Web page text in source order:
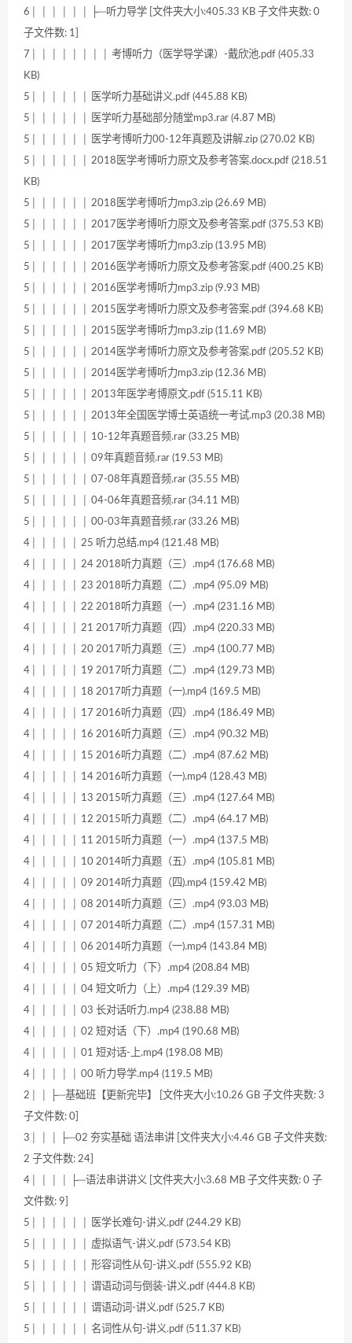
6│ │ │ │ │ │ ├─听力导学 [文件夹大小:405.33 KB 子文件夹数: 0
子文件数: 1]
7│ │ │ │ │ │ │ │ 考博听力（医学导学课）-戴欣池.pdf (405.33
KB)
5│ │ │ │ │ │ 医学听力基础讲义.pdf (445.88 KB)
5│ │ │ │ │ │ 医学听力基础部分随堂mp3.rar (4.87 MB)
5│ │ │ │ │ │ 医学考博听力00-12年真题及讲解.zip (270.02 KB)
5│ │ │ │ │ │ 2018医学考博听力原文及参考答案.docx.pdf (218.51
KB)
5│ │ │ │ │ │ 2018医学考博听力mp3.zip (26.69 MB)
5│ │ │ │ │ │ 2017医学考博听力原文及参考答案.pdf (375.53 KB)
5│ │ │ │ │ │ 2017医学考博听力mp3.zip (13.95 MB)
5│ │ │ │ │ │ 2016医学考博听力原文及参考答案.pdf (400.25 KB)
5│ │ │ │ │ │ 2016医学考博听力mp3.zip (9.93 MB)
5│ │ │ │ │ │ 2015医学考博听力原文及参考答案.pdf (394.68 KB)
5│ │ │ │ │ │ 2015医学考博听力mp3.zip (11.69 MB)
5│ │ │ │ │ │ 2014医学考博听力原文及参考答案.pdf (205.52 KB)
5│ │ │ │ │ │ 2014医学考博听力mp3.zip (12.36 MB)
5│ │ │ │ │ │ 2013年医学考博原文.pdf (515.11 KB)
5│ │ │ │ │ │ 2013年全国医学博士英语统一考试.mp3 (20.38 MB)
5│ │ │ │ │ │ 10-12年真题音频.rar (33.25 MB)
5│ │ │ │ │ │ 09年真题音频.rar (19.53 MB)
5│ │ │ │ │ │ 07-08年真题音频.rar (35.55 MB)
5│ │ │ │ │ │ 04-06年真题音频.rar (34.11 MB)
5│ │ │ │ │ │ 00-03年真题音频.rar (33.26 MB)
4│ │ │ │ │ 25 听力总结.mp4 (121.48 MB)
4│ │ │ │ │ 24 2018听力真题（三）.mp4 (176.68 MB)
4│ │ │ │ │ 23 2018听力真题（二）.mp4 (95.09 MB)
4│ │ │ │ │ 22 2018听力真题（一）.mp4 (231.16 MB)
4│ │ │ │ │ 21 2017听力真题（四）.mp4 (220.33 MB)
4│ │ │ │ │ 20 2017听力真题（三）.mp4 (100.77 MB)
4│ │ │ │ │ 19 2017听力真题（二）.mp4 (129.73 MB)
4│ │ │ │ │ 18 2017听力真题（一).mp4 (169.5 MB)
4│ │ │ │ │ 17 2016听力真题（四）.mp4 (186.49 MB)
4│ │ │ │ │ 16 2016听力真题（三）.mp4 (90.32 MB)
4│ │ │ │ │ 15 2016听力真题（二）.mp4 (87.62 MB)
4│ │ │ │ │ 14 2016听力真题（一).mp4 (128.43 MB)
4│ │ │ │ │ 13 2015听力真题（三）.mp4 (127.64 MB)
4│ │ │ │ │ 12 2015听力真题（二）.mp4 (64.17 MB)
4│ │ │ │ │ 11 2015听力真题（一）.mp4 (137.5 MB)
4│ │ │ │ │ 10 2014听力真题（五）.mp4 (105.81 MB)
4│ │ │ │ │ 09 2014听力真题（四).mp4 (159.42 MB)
4│ │ │ │ │ 08 2014听力真题（三）.mp4 (93.03 MB)
4│ │ │ │ │ 07 2014听力真题（二）.mp4 (157.31 MB)
4│ │ │ │ │ 06 2014听力真题（一).mp4 (143.84 MB)
4│ │ │ │ │ 05 短文听力（下）.mp4 (208.84 MB)
4│ │ │ │ │ 04 短文听力（上）.mp4 (129.39 MB)
4│ │ │ │ │ 03 长对话听力.mp4 (238.88 MB)
4│ │ │ │ │ 02 短对话（下）.mp4 (190.68 MB)
4│ │ │ │ │ 01 短对话-上.mp4 (198.08 MB)
4│ │ │ │ │ 00 听力导学.mp4 (119.5 MB)
2│ │ ├─基础班【更新完毕】 [文件夹大小:10.26 GB 子文件夹数: 3
子文件数: 0]
3│ │ │ ├─02 夯实基础 语法串讲 [文件夹大小:4.46 GB 子文件夹数:
2 子文件数: 24]
4│ │ │ │ ├─语法串讲讲义 [文件夹大小:3.68 MB 子文件夹数: 0 子
文件数: 9]
5│ │ │ │ │ │ 医学长难句-讲义.pdf (244.29 KB)
5│ │ │ │ │ │ 虚拟语气-讲义.pdf (573.54 KB)
5│ │ │ │ │ │ 形容词性从句-讲义.pdf (555.92 KB)
5│ │ │ │ │ │ 谓语动词与倒装-讲义.pdf (444.8 KB)
5│ │ │ │ │ │ 谓语动词-讲义.pdf (525.7 KB)
5│ │ │ │ │ │ 名词性从句-讲义.pdf (511.37 KB)